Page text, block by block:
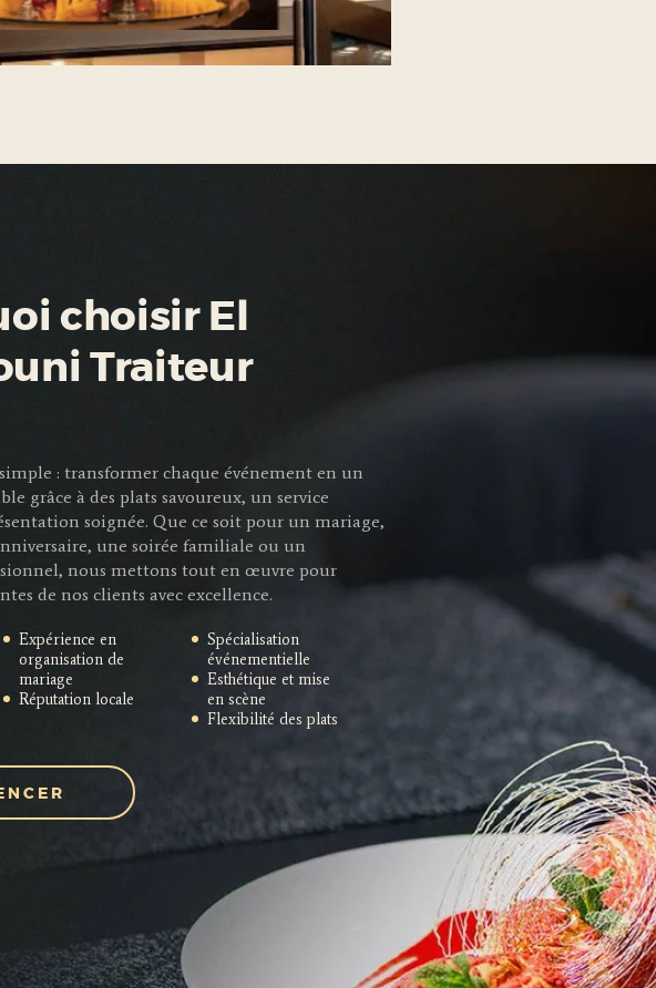
choisir El
Traiteur
: transformer chaque événement en un
grâce à des plats savoureux, un service
soignée. Que ce soit pour un mariage,
une soirée familiale ou un
nous mettons tout en œuvre pour
de nos clients avec excellence.
Expérience en
organisation de
mariage
Réputation locale
Spécialisation
événementielle
Esthétique et mise
en scène
Flexibilité des plats